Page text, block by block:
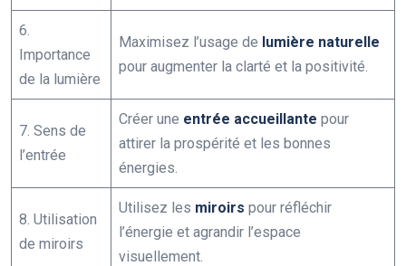
6.
Importance
de la lumière
Maximisez l’usage de lumière naturelle
pour augmenter la clarté et la positivité.
7. Sens de
l’entrée
Créer une entrée accueillante pour
attirer la prospérité et les bonnes
énergies.
8. Utilisation
de miroirs
Utilisez les miroirs pour réfléchir
l’énergie et agrandir l’espace
visuellement.